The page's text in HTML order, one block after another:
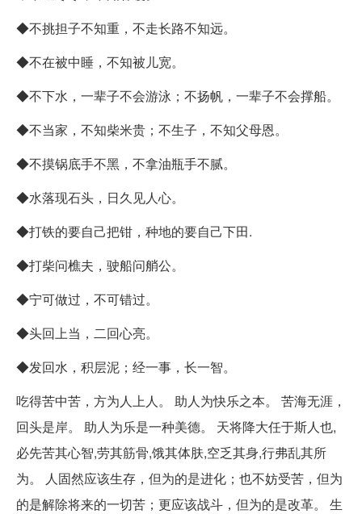
◆不挑担子不知重，不走长路不知远。
◆不在被中睡，不知被儿宽。
◆不下水，一辈子不会游泳；不扬帆，一辈子不会撑船。
◆不当家，不知柴米贵；不生子，不知父母恩。
◆不摸锅底手不黑，不拿油瓶手不腻。
◆水落现石头，日久见人心。
◆打铁的要自己把钳，种地的要自己下田.
◆打柴问樵夫，驶船问艄公。
◆宁可做过，不可错过。
◆头回上当，二回心亮。
◆发回水，积层泥；经一事，长一智。
吃得苦中苦，方为人上人。 助人为快乐之本。 苦海无涯，
回头是岸。 助人为乐是一种美德。 天将降大任于斯人也,
必先苦其心智,劳其筋骨,饿其体肤,空乏其身,行弗乱其所
为。 人固然应该生存，但为的是进化；也不妨受苦，但为
的是解除将来的一切苦；更应该战斗，但为的是改革。 生